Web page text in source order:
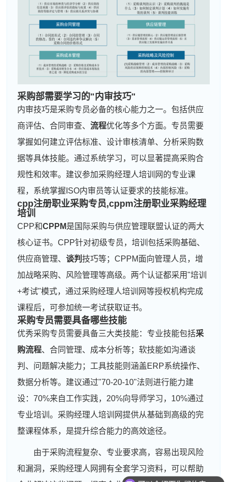
采购部需要学习的"内审技巧"
内审技巧是采购专员必备的核心能力之一。包括供应
商评估、合同审查、流程优化等多个方面。专员需要
掌握如何建立评估标准、设计审核清单、分析采购数
据等具体技能。通过系统学习，可以显著提高采购合
规性和效率。建议参加采购经理人培训网的专业课
程，系统掌握ISO内审员等认证要求的技能标准。
cpp注册职业采购专员,cppm注册职业采购经理
培训
CPP和CPPM是国际采购与供应管理联盟认证的两大
核心证书。CPP针对初级专员，培训包括采购基础、
供应商管理、谈判技巧等；CPPM面向管理人员，增
加战略采购、风险管理等高级。两个认证都采用"培训
+考试"模式，通过采购经理人培训网等授权机构完成
课程后，可参加统一考试获取证书。
采购专员需要具备哪些技能
优秀采购专员需要具备三大类技能：专业技能包括采
购流程、合同管理、成本分析等；软技能如沟通谈
判、问题解决能力；工具技能则涵盖ERP系统操作、
数据分析等。建议通过"70-20-10"法则进行能力建
设：70%来自工作实践，20%向导师学习，10%通过
专业培训。采购经理人培训网提供从基础到高级的完
整课程体系，是提升综合能力的高效途径。
由于采购流程复杂、专业要求高，容易出现风险
和漏洞，采购经理人网拥有全套学习资料，可以帮助